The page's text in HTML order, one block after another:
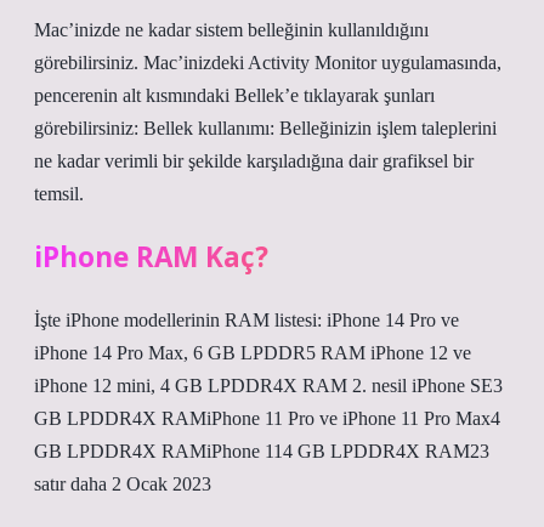
Mac’inizde ne kadar sistem belleğinin kullanıldığını
görebilirsiniz. Mac’inizdeki Activity Monitor uygulamasında,
pencerenin alt kısmındaki Bellek’e tıklayarak şunları
görebilirsiniz: Bellek kullanımı: Belleğinizin işlem taleplerini
ne kadar verimli bir şekilde karşıladığına dair grafiksel bir
temsil.
iPhone RAM Kaç?
İşte iPhone modellerinin RAM listesi: iPhone 14 Pro ve
iPhone 14 Pro Max, 6 GB LPDDR5 RAM iPhone 12 ve
iPhone 12 mini, 4 GB LPDDR4X RAM 2. nesil iPhone SE3
GB LPDDR4X RAMiPhone 11 Pro ve iPhone 11 Pro Max4
GB LPDDR4X RAMiPhone 114 GB LPDDR4X RAM23
satır daha 2 Ocak 2023